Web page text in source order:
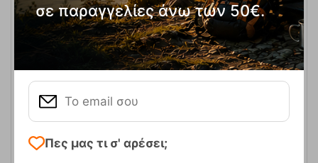
Fulmar 30 lit Ψυγείo Πάγου Outwell
FRE-12701
94,95 €
75,00 €
σε παραγγελίες άνω των 50€.
Πες μας τι σ' αρέσει;